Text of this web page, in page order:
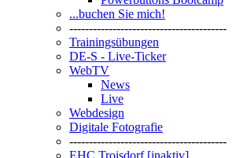
...buchen Sie mich!
----------------------------------------
Trainingsübungen
DE-S - Live-Ticker
WebTV
News
Live
Webdesign
Digitale Fotografie
----------------------------------------